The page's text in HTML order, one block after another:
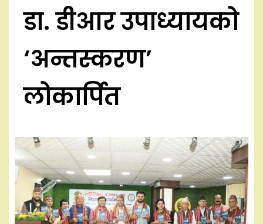
डा. डीआर उपाध्यायको
‘अन्तस्करण’
लोकार्पित